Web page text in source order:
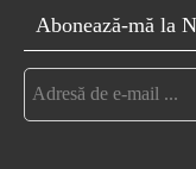
Abonează-mă la